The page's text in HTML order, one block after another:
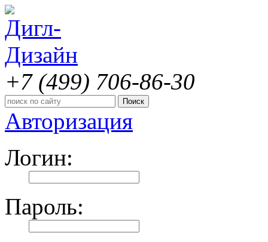
+7 (499) 706-86-30
Авторизация
Логин:
Пароль: